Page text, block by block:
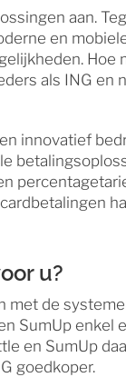
aan.
en
Hoe
als ING en
innovatief
u?
met de
SumUp enkel
en SumUp
goedkoper.